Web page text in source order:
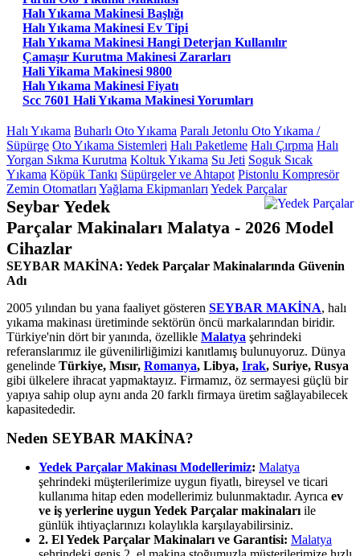
Halı Yıkama Makinesi Başlığı
Halı Yıkama Makinesi Ev Tipi
Halı Yıkama Makinesi Hangi Deterjan Kullanılır
Çamaşır Kurutma Makinesi Zararları
Hali Yikama Makinesi 9800
Halı Yıkama Makinesi Fiyatı
Scc 7601 Hali Yıkama Makinesi Yorumları
Halı Yıkama Buharlı Oto Yıkama Paralı Jetonlu Oto Yıkama /
Süpürge Oto Yıkama Sistemleri Halı Paketleme Halı Çırpma Halı
Yorgan Sıkma Kurutma Koltuk Yıkama Su Jeti Soguk Sıcak
Yıkama Köpük Tankı Süpürgeler ve Ahtapot Pistonlu Kompresör
Zemin Otomatları Yağlama Ekipmanları Yedek Parçalar
Seybar Yedek
Parçalar Makinaları Malatya - 2026 Model
Cihazlar
SEYBAR MAKİNA: Yedek Parçalar Makinalarında Güvenin
Adı
2005 yılından bu yana faaliyet gösteren SEYBAR MAKİNA, halı
yıkama makinası üretiminde sektörün öncü markalarından biridir.
Türkiye'nin dört bir yanında, özellikle Malatya şehrindeki
referanslarımız ile güvenilirliğimizi kanıtlamış bulunuyoruz. Dünya
genelinde Türkiye, Mısır, Romanya, Libya, Irak, Suriye, Rusya
gibi ülkelere ihracat yapmaktayız. Firmamız, öz sermayesi güçlü bir
yapıya sahip olup aynı anda 20 farklı firmaya üretim sağlayabilecek
kapasitededir.
Neden SEYBAR MAKİNA?
Yedek Parçalar Makinası Modellerimiz: Malatya
şehrindeki müşterilerimize uygun fiyatlı, bireysel ve ticari
kullanıma hitap eden modellerimiz bulunmaktadır. Ayrıca ev
ve iş yerlerine uygun Yedek Parçalar makinaları ile
günlük ihtiyaçlarınızı kolaylıkla karşılayabilirsiniz.
2. El Yedek Parçalar Makinaları ve Garantisi: Malatya